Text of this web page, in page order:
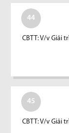
44
CBTT: V/v Giải
45
CBTT: V/v Giải